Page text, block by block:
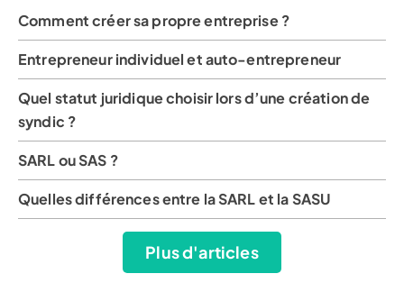
Comment créer sa propre entreprise ?
Entrepreneur individuel et auto-entrepreneur
Quel statut juridique choisir lors d’une création de
syndic ?
SARL ou SAS ?
Quelles différences entre la SARL et la SASU
Plus d'articles